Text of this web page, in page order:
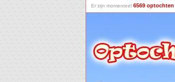
Er zijn momenteel 6569 optochten